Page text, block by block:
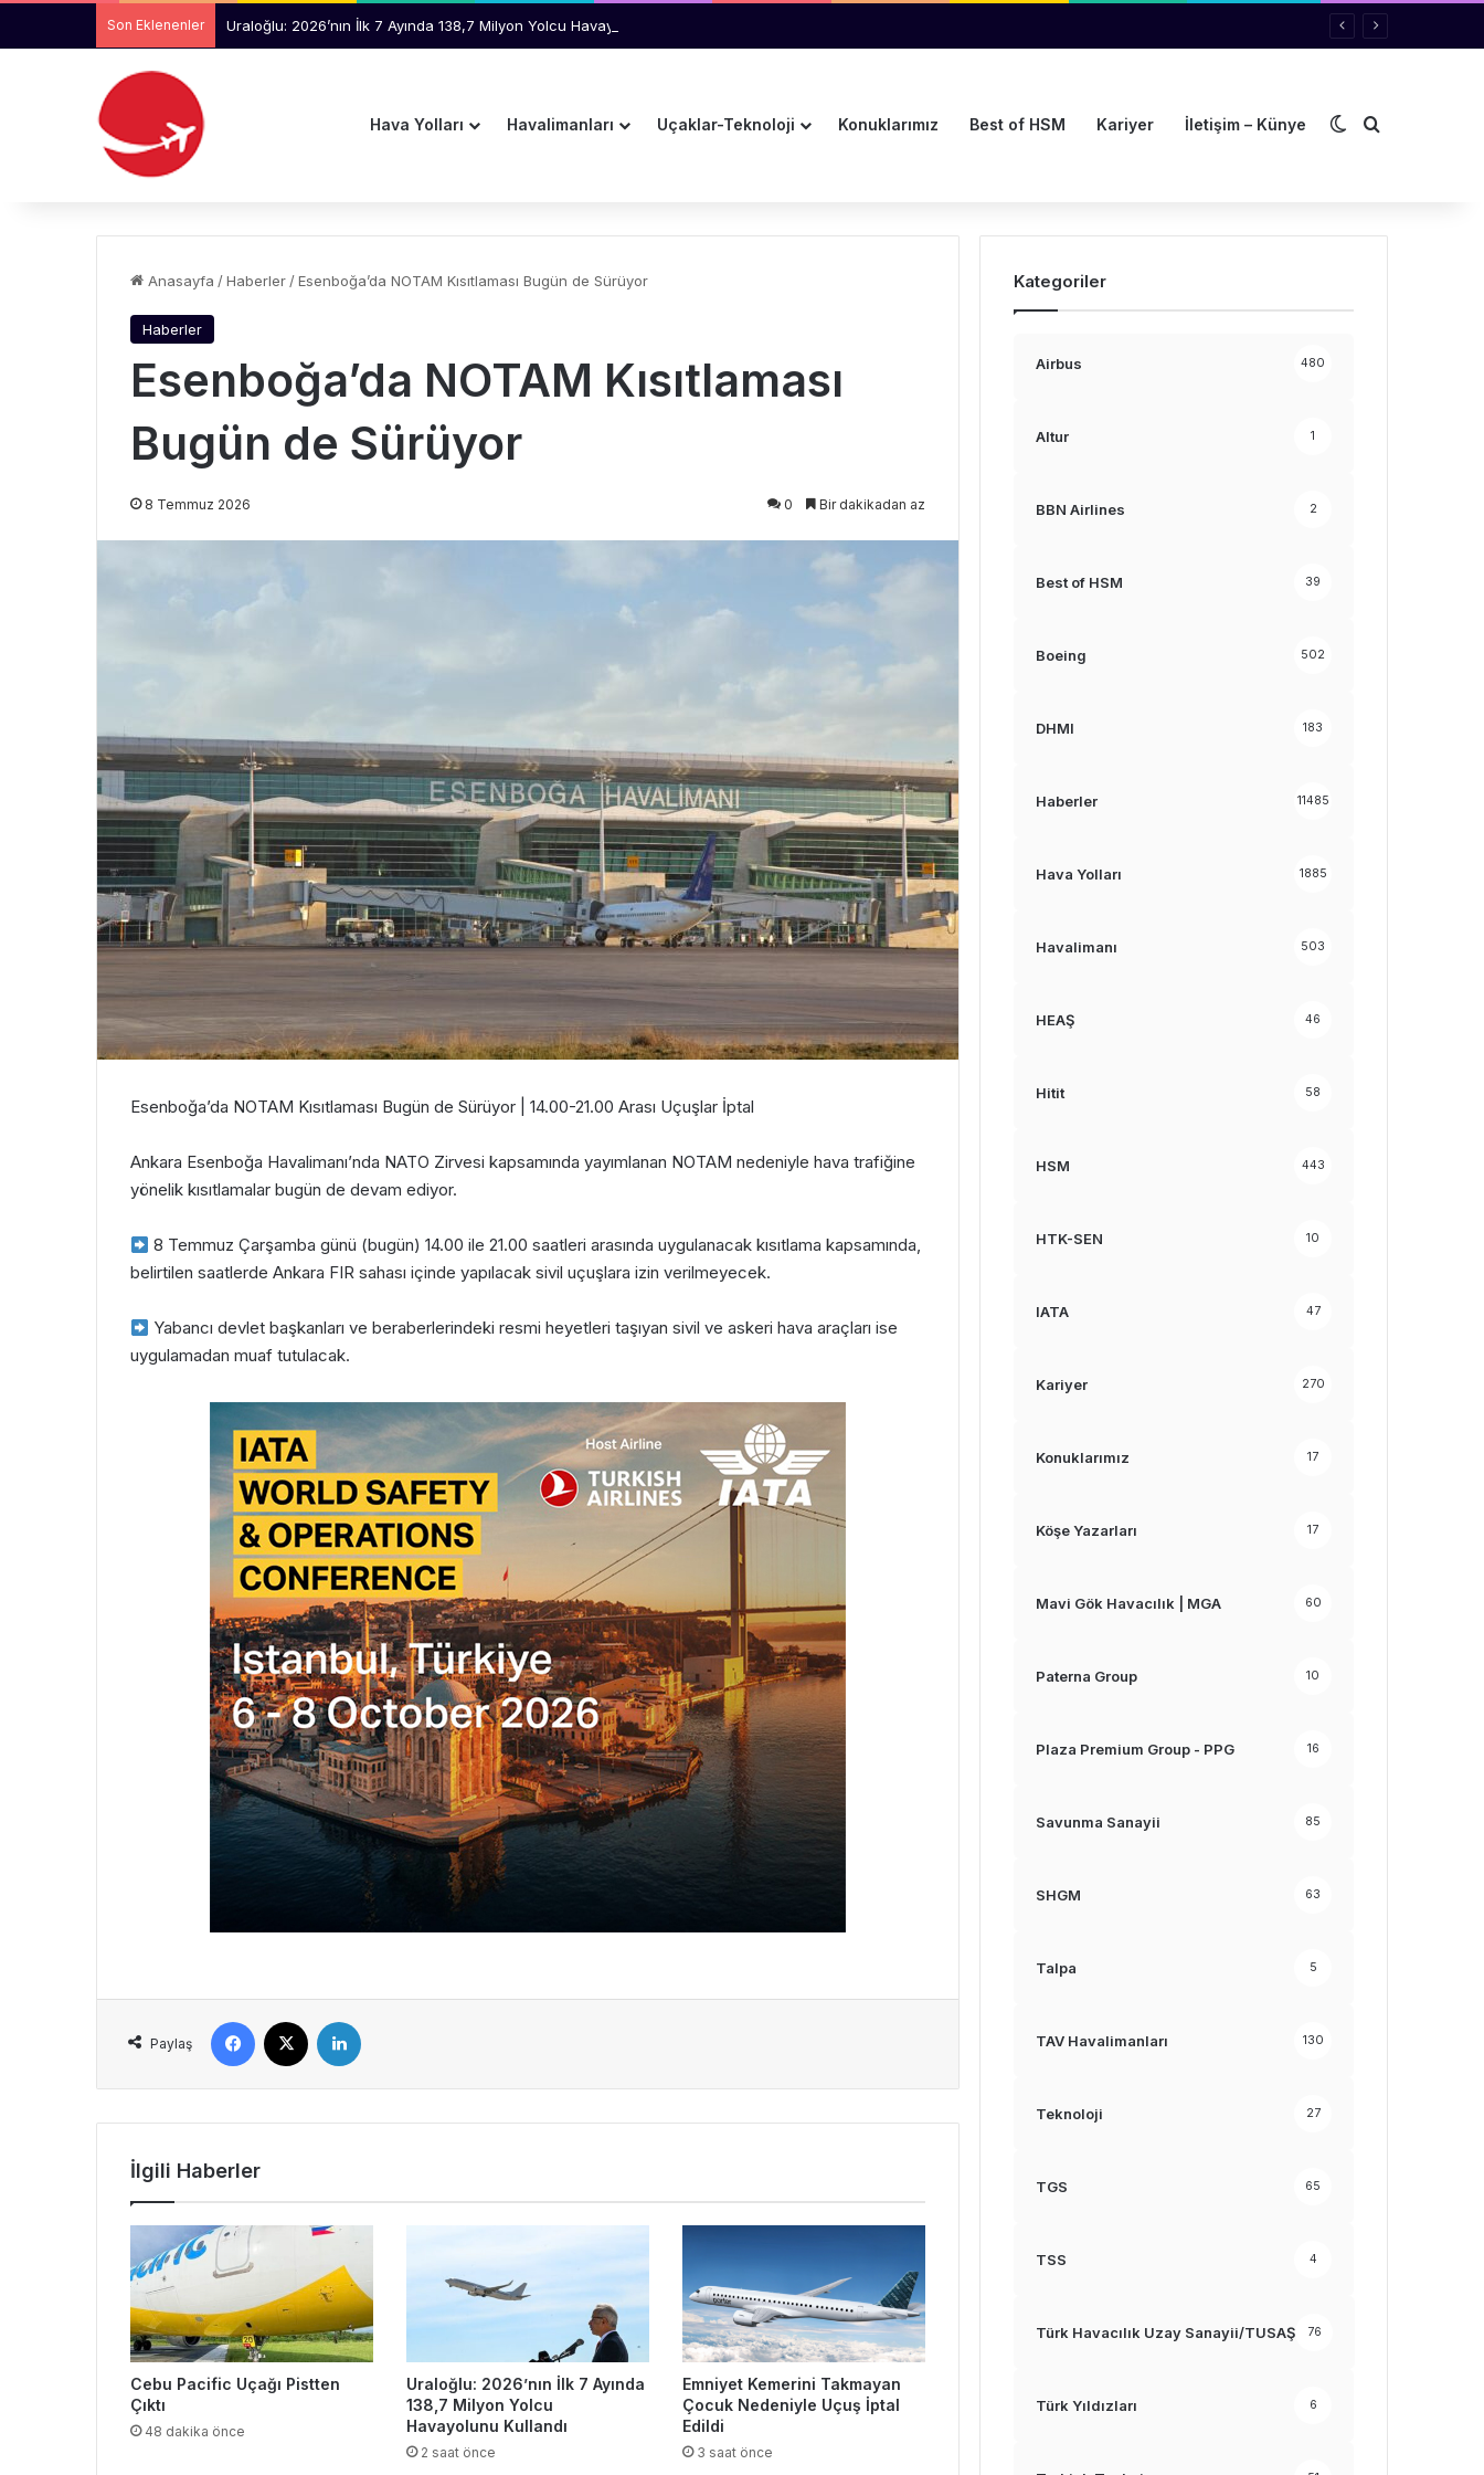
Son Eklenenler Uraloğlu: 2026’nın İlk 7 Ayında 138,7 Milyon Yolcu Havayolunu Kullandı
Hava Yolları Havalimanları Uçaklar-Teknoloji Konuklarımız Best of HSM Kariyer İletişim – Künye Dış görünümü
Arama yap
Anasayfa /Haberler /Esenboğa’da NOTAM Kısıtlaması Bugün de Sürüyor
Haberler
Esenboğa’da NOTAM Kısıtlaması
Bugün de Sürüyor
8 Temmuz 2026 0 Bir dakikadan az
Esenboğa’da NOTAM Kısıtlaması Bugün de Sürüyor | 14.00-21.00 Arası Uçuşlar İptal
Ankara Esenboğa Havalimanı’nda NATO Zirvesi kapsamında yayımlanan NOTAM nedeniyle hava trafiğine
yönelik kısıtlamalar bugün de devam ediyor.
8 Temmuz Çarşamba günü (bugün) 14.00 ile 21.00 saatleri arasında uygulanacak kısıtlama kapsamında,
belirtilen saatlerde Ankara FIR sahası içinde yapılacak sivil uçuşlara izin verilmeyecek.
Yabancı devlet başkanları ve beraberlerindeki resmi heyetleri taşıyan sivil ve askeri hava araçları ise
uygulamadan muaf tutulacak.
Paylaş
Facebook
İlgili Haberler
Cebu Pacific Uçağı Pistten
Çıktı
48 dakika önce
Uraloğlu: 2026’nın İlk 7 Ayında
138,7 Milyon Yolcu
Havayolunu Kullandı
2 saat önce
Emniyet Kemerini Takmayan
Çocuk Nedeniyle Uçuş İptal
Edildi
3 saat önce
Kategoriler
Airbus 480
Altur 1
BBN Airlines 2
Best of HSM 39
Boeing 502
DHMI 183
Haberler 11485
Hava Yolları 1885
Havalimanı 503
HEAŞ 46
Hitit 58
HSM 443
HTK-SEN 10
IATA 47
Kariyer 270
Konuklarımız 17
Köşe Yazarları 17
Mavi Gök Havacılık | MGA 60
Paterna Group 10
Plaza Premium Group - PPG 16
Savunma Sanayii 85
SHGM 63
Talpa 5
TAV Havalimanları 130
Teknoloji 27
TGS 65
TSS 4
Türk Havacılık Uzay Sanayii/TUSAŞ 76
Türk Yıldızları 6